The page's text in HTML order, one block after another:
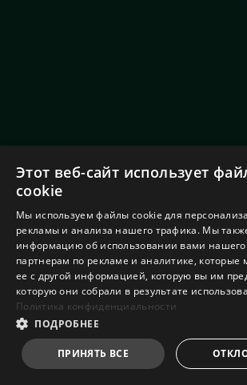
Этот веб-сайт использует
cookie
Мы используем файлы cookie для
рекламы и анализа нашего трафика. Мы
информацию об использовании вами
партнерам по рекламе и аналитике, которые
ее с другой информацией, которую вы им
которую они собрали в результате
Политика конфиденциальности
ПОДРОБНЕЕ
ПРИНЯТЬ ВСЕ